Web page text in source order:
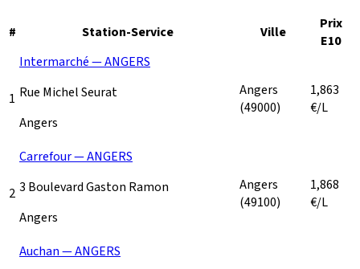
# Station-Service Ville
Prix
E10
1
Intermarché — ANGERS
Rue Michel Seurat
Angers
Angers
(49000)
1,863
€/L
2
Carrefour — ANGERS
3 Boulevard Gaston Ramon
Angers
Angers
(49100)
1,868
€/L
Auchan — ANGERS